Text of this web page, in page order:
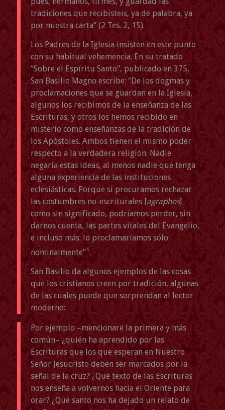
tradiciones que recibisteis, ya de palabra, ya
por nuestra carta” (2 Tes. 2, 15).
Los Padres de la Iglesia insisten en este punto
con su habitual vehemencia. En su tratado
“Sobre el Espíritu Santo”, publicado en 375,
San Basilio Magno escribe: “De los dogmas y
proclamaciones que se guardan en la Iglesia,
algunos los recibimos de la enseñanza de las
Escrituras, y otros los hemos recibido en
misterio como enseñanzas de la tradición de
los Apóstoles. Ambos tienen el mismo poder
respecto a la verdadera religión. Nadie
negaría estas ideas, al menos nadie que tenga
alguna experiencia de las instituciones
eclesiásticas. Porque si procuramos rechazar
las costumbres no-escriturales [agraphos]
como sin significado, podríamos perder, sin
darnos cuenta, las partes vitales del Evangelio,
e incluso más: lo proclamaríamos sólo
nominalmente”1.
San Basilio da algunos ejemplos de las cosas
que los cristianos creen por tradición, algunas
de las cuales puede que sorprendan al lector
moderno:
Por ejemplo –mencionaré la primera y más
común– ¿quién ha aprendido por las
Escrituras que los que esperan en Nuestro
Señor Jesucristo deben ser marcados por la
señal de la cruz? ¿Qué texto de las Escrituras
nos enseña a volvernos hacia el Oriente para
orar? ¿Qué santo nos ha dejado un relato de